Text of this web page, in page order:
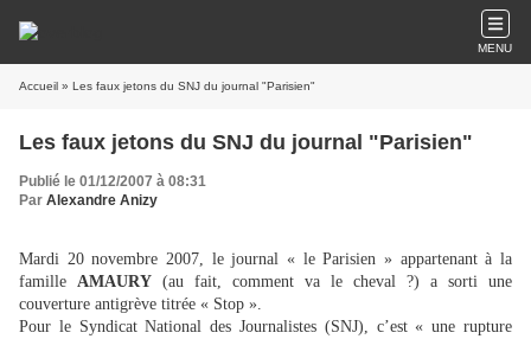
MENU
Accueil » Les faux jetons du SNJ du journal "Parisien"
Les faux jetons du SNJ du journal "Parisien"
Publié le 01/12/2007 à 08:31
Par Alexandre Anizy
Mardi 20 novembre 2007, le journal « le Parisien » appartenant à la
famille AMAURY (au fait, comment va le cheval ?) a sorti une
couverture antigrève titrée « Stop ».
Pour le Syndicat National des Journalistes (SNJ), c’est « une rupture